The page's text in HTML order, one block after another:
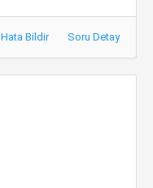
Hata Bildir Soru Detay